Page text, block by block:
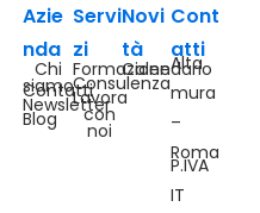
Azie
nda
Chi
siamo
Contatti
Newsletter
Blog
Servi
zi
Formazione
Consulenza
Lavora
con
noi
Novi
tà
Calendario
Cont
atti
Alta
mura
–
Roma
P.IVA
IT